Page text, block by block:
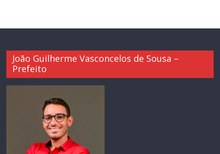
João Guilherme Vasconcelos de Sousa –
Prefeito